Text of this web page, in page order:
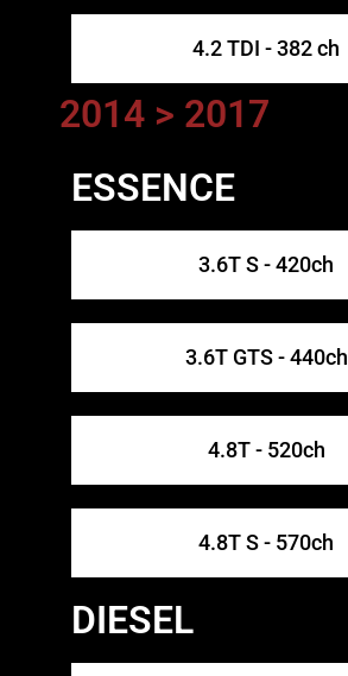
4.2 TDI - 382 ch
2014 > 2017
ESSENCE
3.6T S - 420ch
3.6T GTS - 440ch
4.8T - 520ch
4.8T S - 570ch
DIESEL